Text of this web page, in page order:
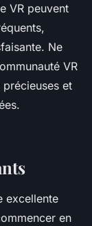
VR peuvent
Ne
VR
et
excellente
en